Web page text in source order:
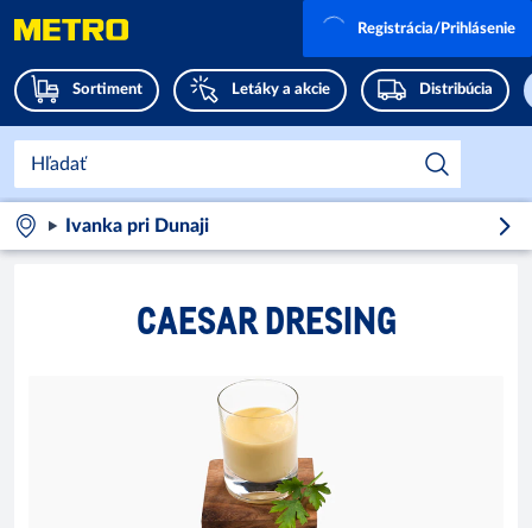
Sortiment Letáky a akcie Distribúcia
Registrácia/Prihlásenie
Ivanka pri Dunaji
CAESAR DRESING